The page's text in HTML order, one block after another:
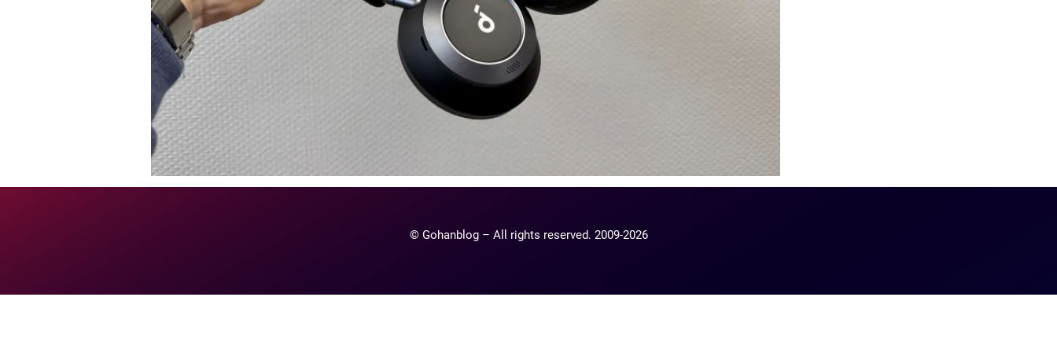
© Gohanblog – All rights reserved. 2009-2026